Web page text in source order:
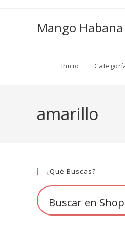
Mango Habana
Inicio
amarillo
¿Qué Buscas?